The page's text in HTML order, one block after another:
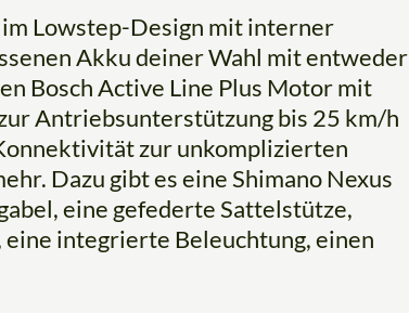
Lowstep-Design mit interner
Akku deiner Wahl mit entweder
Bosch Active Line Plus Motor mit
Antriebsunterstützung bis 25 km/h
zur unkomplizierten
Dazu gibt es eine Shimano Nexus
eine gefederte Sattelstütze,
integrierte Beleuchtung, einen